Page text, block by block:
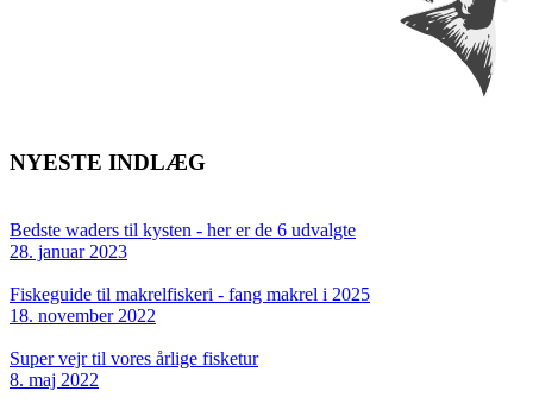
NYESTE INDLÆG
Bedste waders til kysten - her er de 6 udvalgte
28. januar 2023
Fiskeguide til makrelfiskeri - fang makrel i 2025
18. november 2022
Super vejr til vores årlige fisketur
8. maj 2022